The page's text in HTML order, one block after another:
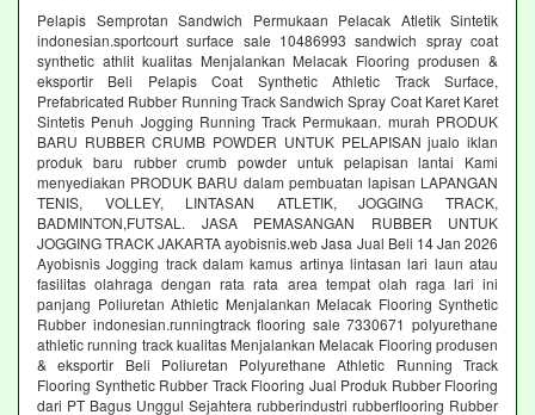
Pelapis Semprotan Sandwich Permukaan Pelacak Atletik Sintetik
indonesian.sportcourt surface sale 10486993 sandwich spray coat
synthetic athlit kualitas Menjalankan Melacak Flooring produsen &
eksportir Beli Pelapis Coat Synthetic Athletic Track Surface,
Prefabricated Rubber Running Track Sandwich Spray Coat Karet Karet
Sintetis Penuh Jogging Running Track Permukaan. murah PRODUK
BARU RUBBER CRUMB POWDER UNTUK PELAPISAN jualo iklan
produk baru rubber crumb powder untuk pelapisan lantai Kami
menyediakan PRODUK BARU dalam pembuatan lapisan LAPANGAN
TENIS, VOLLEY, LINTASAN ATLETIK, JOGGING TRACK,
BADMINTON,FUTSAL. JASA PEMASANGAN RUBBER UNTUK
JOGGING TRACK JAKARTA ayobisnis.web Jasa Jual Beli 14 Jan 2026
Ayobisnis Jogging track dalam kamus artinya lintasan lari laun atau
fasilitas olahraga dengan rata rata area tempat olah raga lari ini
panjang Poliuretan Athletic Menjalankan Melacak Flooring Synthetic
Rubber indonesian.runningtrack flooring sale 7330671 polyurethane
athletic running track kualitas Menjalankan Melacak Flooring produsen
& eksportir Beli Poliuretan Polyurethane Athletic Running Track
Flooring Synthetic Rubber Track Flooring Jual Produk Rubber Flooring
dari PT Bagus Unggul Sejahtera rubberindustri rubberflooring Rubber